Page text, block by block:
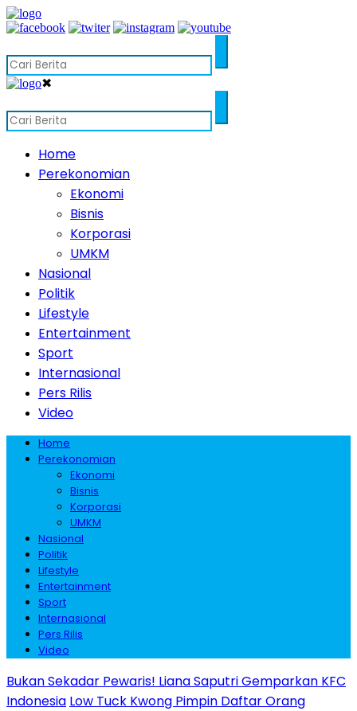
✖
Home
Perekonomian
Ekonomi
Bisnis
Korporasi
UMKM
Nasional
Politik
Lifestyle
Entertainment
Sport
Internasional
Pers Rilis
Video
Home
Perekonomian
Ekonomi
Bisnis
Korporasi
UMKM
Nasional
Politik
Lifestyle
Entertainment
Sport
Internasional
Pers Rilis
Video
Bukan Sekadar Pewaris! Liana Saputri Gemparkan KFC
Indonesia Low Tuck Kwong Pimpin Daftar Orang